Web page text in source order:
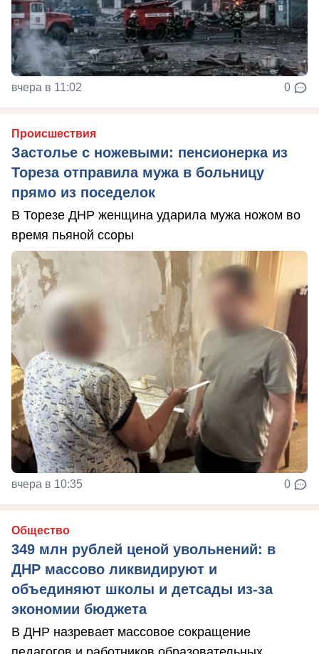
вчера в 11:02 0
Происшествия
Застолье с ножевыми: пенсионерка из
Тореза отправила мужа в больницу
прямо из поседелок
В Торезе ДНР женщина ударила мужа ножом во
время пьяной ссоры
вчера в 10:35 0
Общество
349 млн рублей ценой увольнений: в
ДНР массово ликвидируют и
объединяют школы и детсады из-за
экономии бюджета
В ДНР назревает массовое сокращение